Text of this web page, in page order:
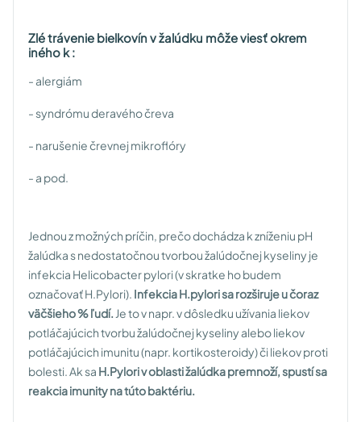
Zlé trávenie bielkovín v žalúdku môže viesť okrem
iného k :
- alergiám
- syndrómu deravého čreva
- narušenie črevnej mikroflóry
- a pod.
Jednou z možných príčin, prečo dochádza k zníženiu pH
žalúdka s nedostatočnou tvorbou žalúdočnej kyseliny je
infekcia Helicobacter pylori (v skratke ho budem
označovať H.Pylori). Infekcia H.pylori sa rozširuje u čoraz
väčšieho % ľudí. Je to v napr. v dôsledku užívania liekov
potláčajúcich tvorbu žalúdočnej kyseliny alebo liekov
potláčajúcich imunitu (napr. kortikosteroidy) či liekov proti
bolesti. Ak sa H.Pylori v oblasti žalúdka premnoží, spustí sa
reakcia imunity na túto baktériu.